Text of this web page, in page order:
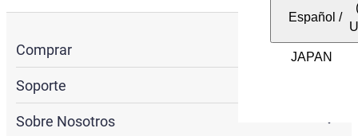
Español /
Comprar
Soporte
Sobre Nosotros